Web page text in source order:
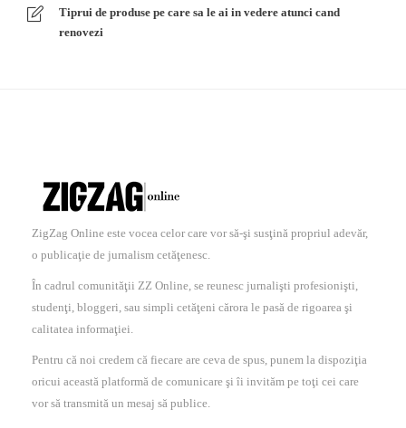
Tiprui de produse pe care sa le ai in vedere atunci cand
renovezi
ZigZag Online este vocea celor care vor să-şi susţină propriul adevăr,
o publicaţie de jurnalism cetăţenesc.
În cadrul comunităţii ZZ Online, se reunesc jurnalişti profesionişti,
studenţi, bloggeri, sau simpli cetăţeni cărora le pasă de rigoarea şi
calitatea informaţiei.
Pentru că noi credem că fiecare are ceva de spus, punem la dispoziţia
oricui această platformă de comunicare şi îi invităm pe toţi cei care
vor să transmită un mesaj să publice.